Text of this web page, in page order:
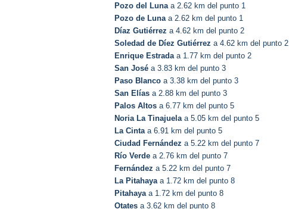
Pozo del Lunaa 2.62 km del punto 1
Pozo de Lunaa 2.62 km del punto 1
Díaz Gutiérrez a 4.62 km del punto 2
Soledad de Díez Gutiérrez a 4.62 km del punto 2
Enrique Estradaa 1.77 km del punto 2
San José a 3.83 km del punto 3
Paso Blanco a 3.38 km del punto 3
San Elías a 2.88 km del punto 3
Palos Altos a 6.77 km del punto 5
Noria La Tinajuelaa 5.05 km del punto 5
La Cintaa 6.91 km del punto 5
Ciudad Fernández a 5.22 km del punto 7
Río Verde a 2.76 km del punto 7
Fernández a 5.22 km del punto 7
La Pitahayaa 1.72 km del punto 8
Pitahayaa 1.72 km del punto 8
Otates a 3.62 km del punto 8